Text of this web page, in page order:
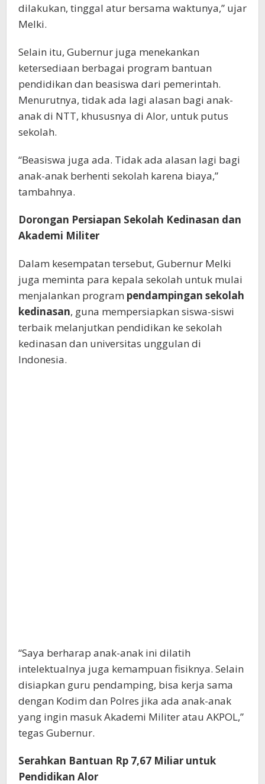
dilakukan, tinggal atur bersama waktunya,” ujar
Melki.
Selain itu, Gubernur juga menekankan
ketersediaan berbagai program bantuan
pendidikan dan beasiswa dari pemerintah.
Menurutnya, tidak ada lagi alasan bagi anak-
anak di NTT, khususnya di Alor, untuk putus
sekolah.
“Beasiswa juga ada. Tidak ada alasan lagi bagi
anak-anak berhenti sekolah karena biaya,”
tambahnya.
Dorongan Persiapan Sekolah Kedinasan dan
Akademi Militer
Dalam kesempatan tersebut, Gubernur Melki
juga meminta para kepala sekolah untuk mulai
menjalankan program pendampingan sekolah
kedinasan, guna mempersiapkan siswa-siswi
terbaik melanjutkan pendidikan ke sekolah
kedinasan dan universitas unggulan di
Indonesia.
“Saya berharap anak-anak ini dilatih
intelektualnya juga kemampuan fisiknya. Selain
disiapkan guru pendamping, bisa kerja sama
dengan Kodim dan Polres jika ada anak-anak
yang ingin masuk Akademi Militer atau AKPOL,”
tegas Gubernur.
Serahkan Bantuan Rp 7,67 Miliar untuk
Pendidikan Alor